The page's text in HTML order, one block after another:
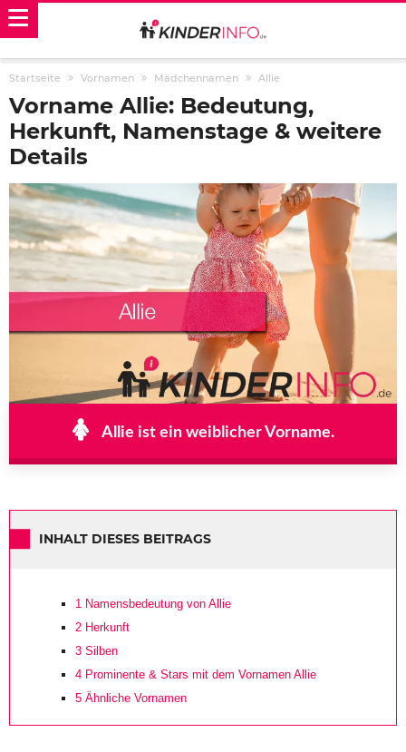
Startseite Vornamen Mädchennamen Allie
Vorname Allie: Bedeutung,
Herkunft, Namenstage & weitere
Details
Allie ist ein weiblicher Vorname.
INHALT DIESES BEITRAGS
1 Namensbedeutung von Allie
2 Herkunft
3 Silben
4 Prominente & Stars mit dem Vornamen Allie
5 Ähnliche Vornamen